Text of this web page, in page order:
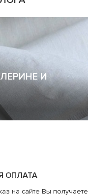
И
ОПЛАТА
на сайте Вы получаете